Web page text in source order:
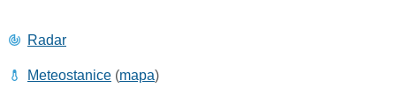
Radar
Meteostanice (mapa)